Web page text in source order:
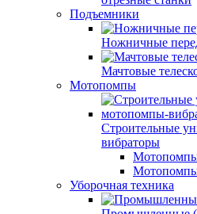
Подъемники
Ножничные
Мачтовые
Мотопомпы
Строительные
вибраторы
Уборочная техника